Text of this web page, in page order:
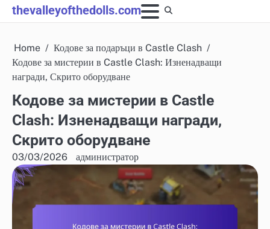
Skip
to
thevalleyofthedolls.com
Home
Кодове за подаръци в Castle Clash
Кодове за мистерии в Castle Clash: Изненадващи
награди, Скрито оборудване
Кодове за мистерии в Castle
Clash: Изненадващи награди,
Скрито оборудване
03/03/2026 администратор